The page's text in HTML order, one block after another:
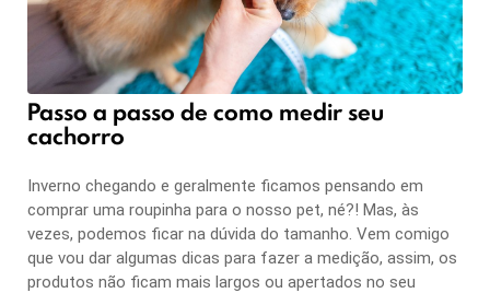
Passo a passo de como medir seu
cachorro
Inverno chegando e geralmente ficamos pensando em
comprar uma roupinha para o nosso pet, né?! Mas, às
vezes, podemos ficar na dúvida do tamanho. Vem comigo
que vou dar algumas dicas para fazer a medição, assim, os
produtos não ficam mais largos ou apertados no seu